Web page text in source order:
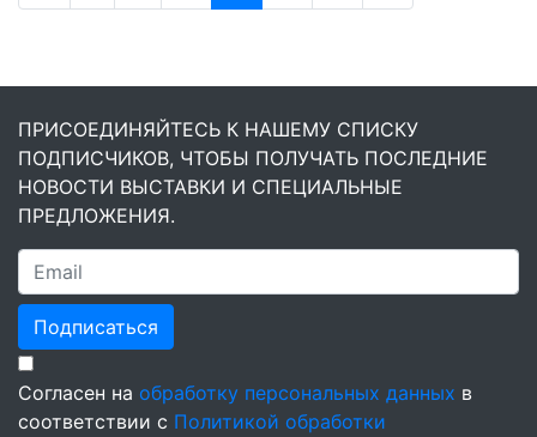
ПРИСОЕДИНЯЙТЕСЬ К НАШЕМУ СПИСКУ
ПОДПИСЧИКОВ, ЧТОБЫ ПОЛУЧАТЬ ПОСЛЕДНИЕ
НОВОСТИ ВЫСТАВКИ И СПЕЦИАЛЬНЫЕ
ПРЕДЛОЖЕНИЯ.
Подписаться
Согласен на обработку персональных данных в
соответствии с Политикой обработки